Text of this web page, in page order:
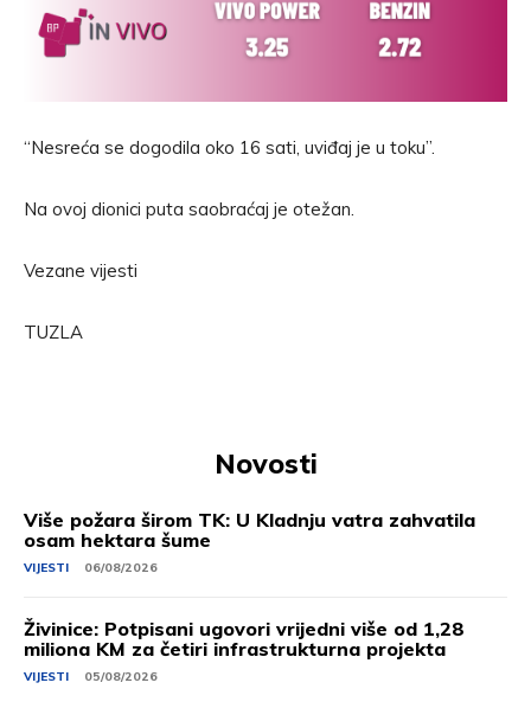
“Nesreća se dogodila oko 16 sati, uviđaj je u toku”.
Na ovoj dionici puta saobraćaj je otežan.
Vezane vijesti
TUZLA
Novosti
Više požara širom TK: U Kladnju vatra zahvatila
osam hektara šume
VIJESTI 06/08/2026
Živinice: Potpisani ugovori vrijedni više od 1,28
miliona KM za četiri infrastrukturna projekta
VIJESTI 05/08/2026